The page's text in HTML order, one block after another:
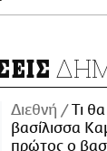
Διεθνή
Τι
βασίλισσα
πρώτος ο